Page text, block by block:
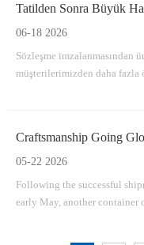
06-18 2026
Sözleşme imzalanmasından
müşterilerimizden daha fazla
05-22 2026
Following the successful
early May, another container